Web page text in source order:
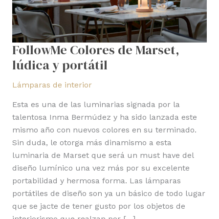
FollowMe Colores de Marset,
lúdica y portátil
Lámparas de interior
Esta es una de las luminarias signada por la
talentosa Inma Bermúdez y ha sido lanzada este
mismo año con nuevos colores en su terminado.
Sin duda, le otorga más dinamismo a esta
luminaria de Marset que será un must have del
diseño lumínico una vez más por su excelente
portabilidad y hermosa forma. Las lámparas
portátiles de diseño son ya un básico de todo lugar
que se jacte de tener gusto por los objetos de